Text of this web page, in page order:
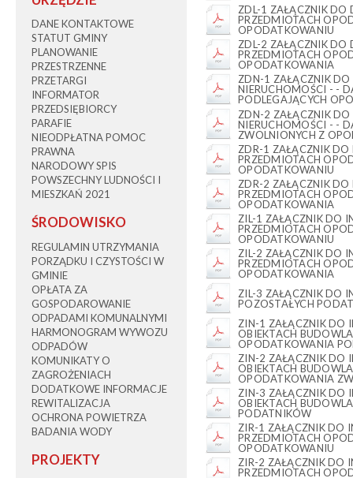
DANE KONTAKTOWE
STATUT GMINY
PLANOWANIE
PRZESTRZENNE
PRZETARGI
INFORMATOR
PRZEDSIĘBIORCY
PARAFIE
NIEODPŁATNA POMOC
PRAWNA
NARODOWY SPIS
POWSZECHNY LUDNOŚCI I
MIESZKAŃ 2021
ŚRODOWISKO
REGULAMIN UTRZYMANIA
PORZĄDKU I CZYSTOŚCI W
GMINIE
OPŁATA ZA
GOSPODAROWANIE
ODPADAMI KOMUNALNYMI
HARMONOGRAM WYWOZU
ODPADÓW
KOMUNIKATY O
ZAGROŻENIACH
DODATKOWE INFORMACJE
REWITALIZACJA
OCHRONA POWIETRZA
BADANIA WODY
PROJEKTY
ZDL-1 ZAŁĄCZNIK DO
PRZEDMIOTACH
OPODATKOWANIU
ZDL-2 ZAŁĄCZNIK DO
PRZEDMIOTACH
OPODATKOWANIA
ZDN-1 ZAŁĄCZNIK DO
NIERUCHOMOŚCI - -
PODLEGAJĄCYCH
ZDN-2 ZAŁĄCZNIK DO
NIERUCHOMOŚCI - -
ZWOLNIONYCH Z
ZDR-1 ZAŁĄCZNIK DO
PRZEDMIOTACH
OPODATKOWANIU
ZDR-2 ZAŁĄCZNIK DO
PRZEDMIOTACH
OPODATKOWANIA
ZIL-1 ZAŁĄCZNIK DO
PRZEDMIOTACH
OPODATKOWANIU
ZIL-2 ZAŁĄCZNIK DO
PRZEDMIOTACH
OPODATKOWANIA
ZIL-3 ZAŁĄCZNIK DO
POZOSTAŁYCH
ZIN-1 ZAŁĄCZNIK DO
OBIEKTACH
OPODATKOWANIA
ZIN-2 ZAŁĄCZNIK DO
OBIEKTACH
OPODATKOWANIA
ZIN-3 ZAŁĄCZNIK DO
OBIEKTACH
PODATNIKÓW
ZIR-1 ZAŁĄCZNIK DO
PRZEDMIOTACH
OPODATKOWANIU
ZIR-2 ZAŁĄCZNIK DO
PRZEDMIOTACH